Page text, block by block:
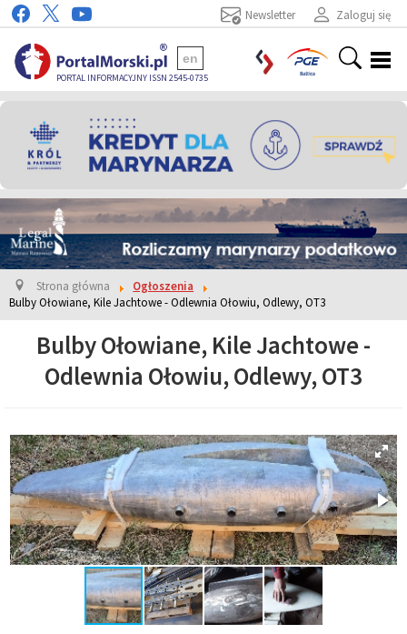
Zaloguj się
Newsletter
PORTAL INFORMACYJNY ISSN 2545-0735
en
Strona główna
Ogłoszenia
Bulby Ołowiane, Kile Jachtowe - Odlewnia Ołowiu, Odlewy, OT3
Bulby Ołowiane, Kile Jachtowe -
Odlewnia Ołowiu, Odlewy, OT3